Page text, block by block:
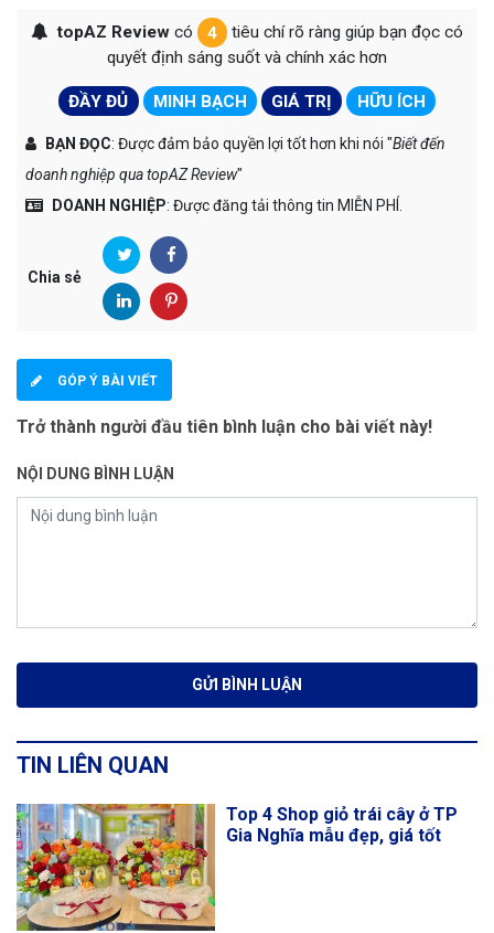
topAZ Reviewcó 4
tiêu chí rõ ràng giúp bạn đọc có
quyết định sáng suốt và chính xác hơn
ĐẦY ĐỦ MINH BẠCH GIÁ TRỊ HỮU ÍCH
BẠN ĐỌC: Được đảm bảo quyền lợi tốt hơn khi nói "Biết đến
doanh nghiệp qua topAZ Review"
DOANH NGHIỆP: Được đăng tải thông tin MIỄN PHÍ.
Chia sẻ
GÓP Ý BÀI VIẾT
Trở thành người đầu tiên bình luận cho bài viết này!
NỘI DUNG BÌNH LUẬN
TIN LIÊN QUAN
Top 4 Shop giỏ trái cây ở TP
Gia Nghĩa mẫu đẹp, giá tốt